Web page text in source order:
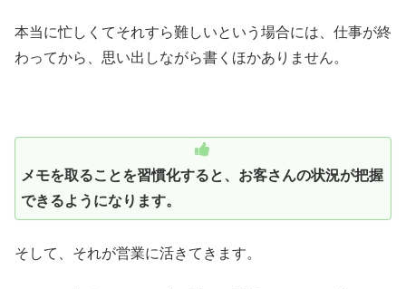
本当に忙しくてそれすら難しいという場合には、仕事が終
わってから、思い出しながら書くほかありません。
メモを取ることを習慣化すると、お客さんの状況が把握
できるようになります。
そして、それが営業に活きてきます。